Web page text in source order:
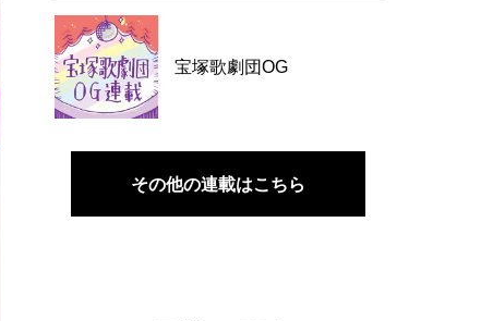
宝塚歌劇団OG
その他の連載はこちら